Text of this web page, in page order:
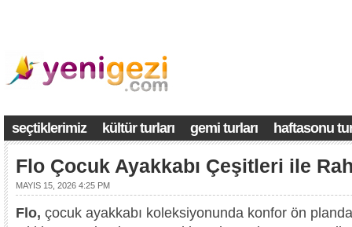
seçtiklerimiz kültür turları gemi turları haftasonu
Flo Çocuk Ayakkabı Çeşitleri ile
MAYIS 15, 2026 4:25 PM
Flo, çocuk ayakkabı koleksiyonunda konfor ön